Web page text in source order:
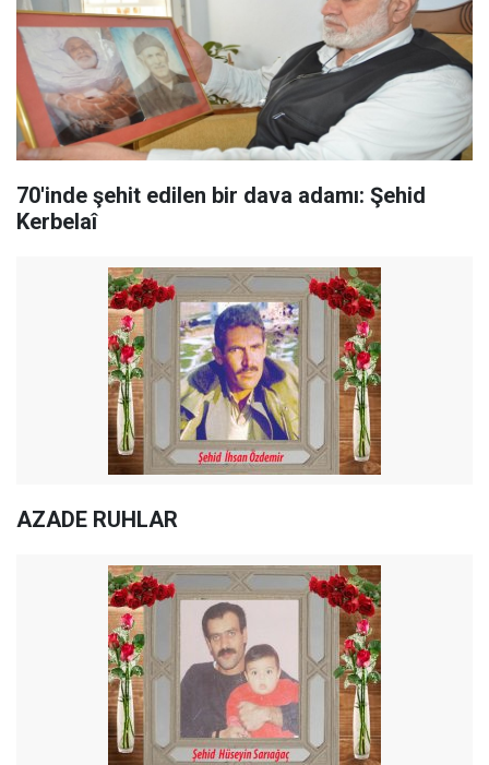
70'inde şehit edilen bir dava adamı: Şehid
Kerbelaî
AZADE RUHLAR